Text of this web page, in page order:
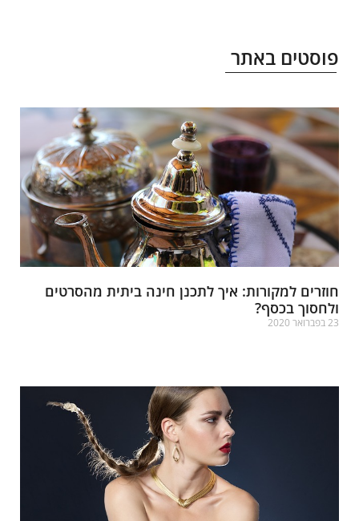
באתר
למקורות: איך לתכנן חינה ביתית מהסרטים
בכסף?